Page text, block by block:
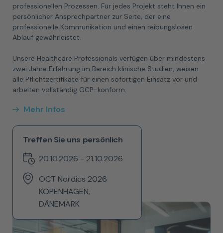
professionellen Prozessen. Für jedes Projekt steht Ihnen ein
persönlicher Ansprechpartner zur Seite, der eine
professionelle Kommunikation und einen reibungslosen
Ablauf gewährleistet.
Unsere Healthcare Professionals verfügen über mindestens
zwei Jahre Erfahrung im Bereich klinische Studien, weisen
alle Pflichtzertifikate für einen sofortigen Einsatz vor und
arbeiten vollständig GCP-konform.
Mehr Infos
Treffen Sie uns persönlich
20.10.2026 - 21.10.2026
OCT Nordics 2026
KOPENHAGEN,
DÄNEMARK